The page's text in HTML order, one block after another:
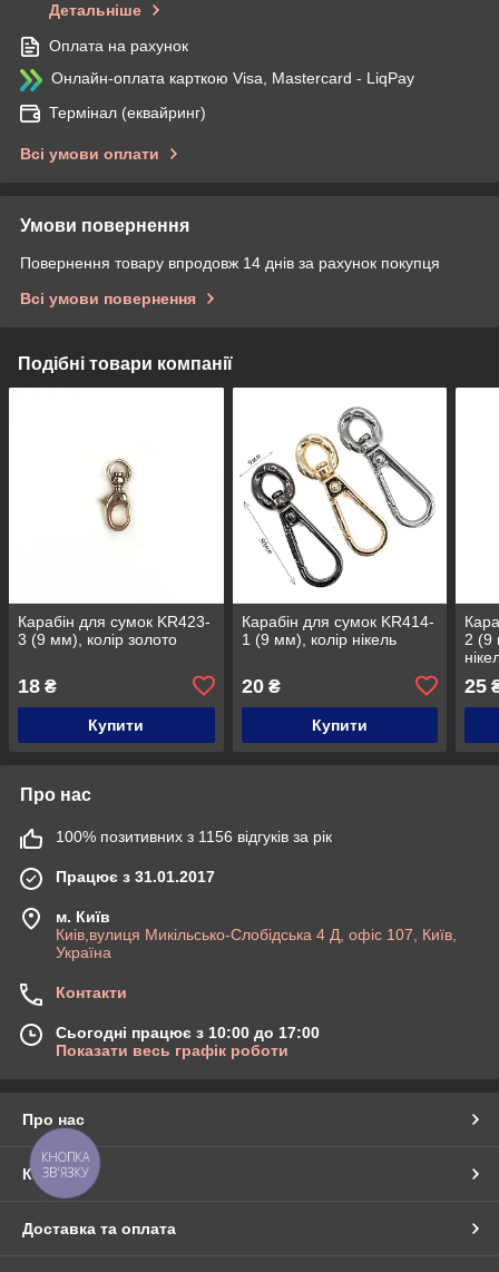
Детальніше
Оплата на рахунок
Онлайн-оплата карткою Visa, Mastercard - LiqPay
Термінал (еквайринг)
Всі умови оплати
Умови повернення
Повернення товару впродовж 14 днів за рахунок покупця
Всі умови повернення
Подібні товари компанії
Карабін для сумок KR423-
3 (9 мм), колір золото
18 ₴
Купити
Карабін для сумок KR414-
1 (9 мм), колір нікель
20₴
Купити
2 (9
25
Про нас
100% позитивних з 1156 відгуків за рік
Працює з 31.01.2017
м. Київ
Киів,вулиця Микільсько-Слобідська 4 Д, офіс 107, Київ,
Україна
Контакти
Сьогодні працює з 10:00 до 17:00
Показати весь графік роботи
Про нас
Контакти
Доставка та оплата
КНОПКА
ЗВ'ЯЗКУ